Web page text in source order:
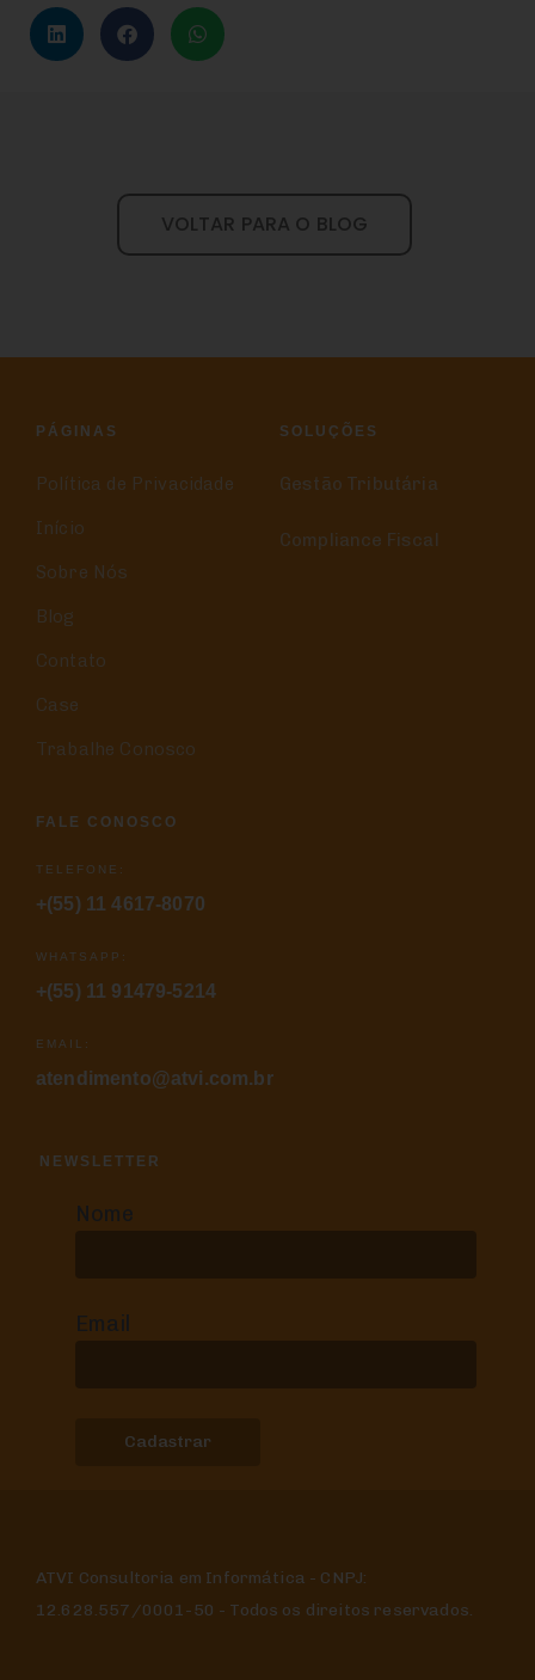
VOLTAR PARA O BLOG
PÁGINAS
Política de Privacidade
Início
Sobre Nós
Blog
Contato
Case
Trabalhe Conosco
SOLUÇÕES
Gestão Tributária
Compliance Fiscal
FALE CONOSCO
TELEFONE:
+(55) 11 4617-8070
WHATSAPP:
+(55) 11 91479-5214
EMAIL:
atendimento@atvi.com.br
NEWSLETTER
Nome
Email
ATVI Consultoria em Informática - CNPJ:
12.628.557/0001-50 - Todos os direitos reservados.